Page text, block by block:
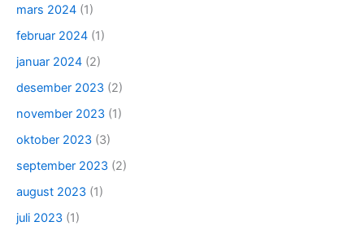
mars 2024 (1)
februar 2024 (1)
januar 2024 (2)
desember 2023 (2)
november 2023 (1)
oktober 2023 (3)
september 2023 (2)
august 2023 (1)
juli 2023 (1)